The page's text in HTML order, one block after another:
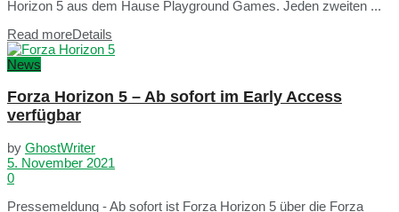
Horizon 5 aus dem Hause Playground Games. Jeden zweiten ...
Read moreDetails
News
Forza Horizon 5 – Ab sofort im Early Access
verfügbar
by GhostWriter
5. November 2021
0
Pressemeldung - Ab sofort ist Forza Horizon 5 über die Forza